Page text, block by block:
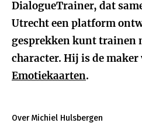
DialogueTrainer, dat
Utrecht een platform
gesprekken kunt trainen
character. Hij is de maker
Emotiekaarten.
Over Michiel Hulsbergen